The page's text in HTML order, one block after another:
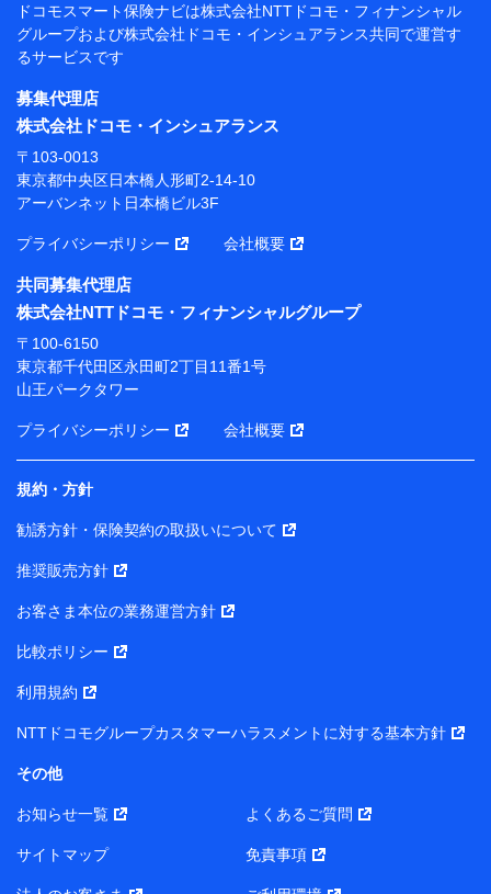
東京都千代田区永田町2丁目11番1号 山王パークタワー
株式会社NTTドコモ 代表取締役社長 前田 義晃
東京都中央区日本橋人形町2-14-10 アーバンネット日
本橋ビル 3F
長 吉村 忠義
※ 当社および株式会社NTTドコモは、お客さまの情報
ソナルデータ憲章」に定める行動原則を順守します 。
※ パーソナルデータダッシュボードの「第三者提供の
管理」の設定状態にかかわらず、共同利用する場合があ
ります。
※ dポイントクラブ会員ではないお客さま（2019年12
月11日以降、一度もdポイントクラブ会員であったこと
がないお客さまに限る）に関する、2019年12月10日以
前に取得した個人データは、こちら の利用目的の範囲内
当社は株式会社NTTドコモ・フィナンシャルグループ
との間で、以下のとおり個人データを共同利用しま
す。
【共同して利用される利用データの項目】
当社または株式会社NTTドコモ・フィナンシャルグルー
の個人データ
基本情報
性、連絡先、dポイントサービスのご利用に関する情報。例
所、dポイント残高、dポイント利用履歴などが含まれます。
当社または株式会社NTTドコモ・フィナンシャルグループが
報。例として、当社または株式会社NTTドコモ・フィナンシ
ドコモスマート保険ナビは株式会社NTTドコモ・フィナンシャル
グループおよび株式会社ドコモ・インシュアランス共同で運営す
るサービスです
募集代理店
株式会社ドコモ・インシュアランス
〒103-0013
東京都中央区日本橋人形町2-14-10
アーバンネット日本橋ビル3F
プライバシーポリシー 会社概要
共同募集代理店
株式会社NTTドコモ・フィナンシャルグループ
〒100-6150
東京都千代田区永田町2丁目11番1号
山王パークタワー
プライバシーポリシー 会社概要
規約・方針
勧誘方針・保険契約の取扱いについて
推奨販売方針
お客さま本位の業務運営方針
比較ポリシー
利用規約
NTTドコモグループカスタマーハラスメントに対する基本方針
その他
お知らせ一覧 よくあるご質問
サイトマップ 免責事項